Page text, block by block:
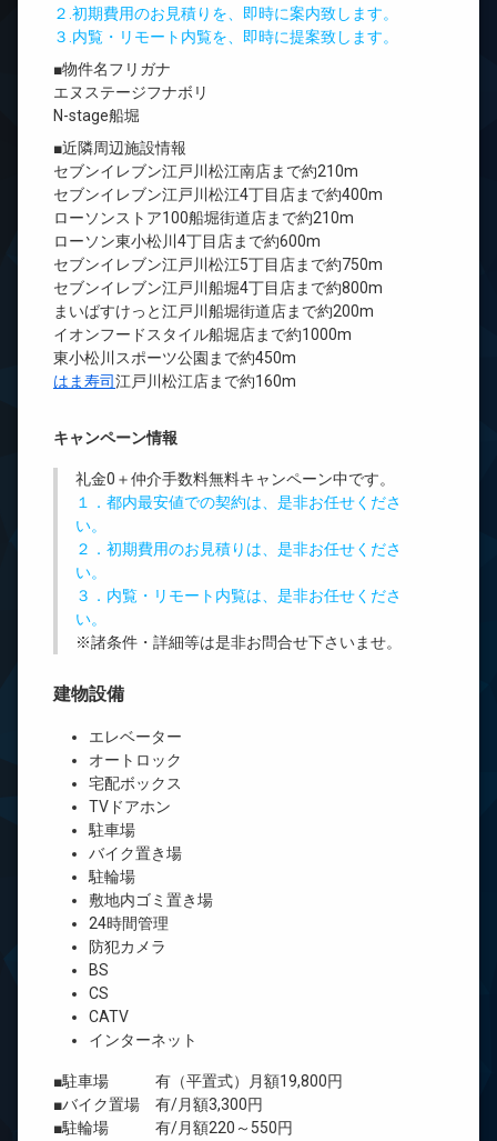
２.初期費用のお見積りを、即時に案内致します。
３.内覧・リモート内覧を、即時に提案致します。
■物件名フリガナ
エヌステージフナボリ
N-stage船堀
■近隣周辺施設情報
セブンイレブン江戸川松江南店まで約210m
セブンイレブン江戸川松江4丁目店まで約400m
ローソンストア100船堀街道店まで約210m
ローソン東小松川4丁目店まで約600m
セブンイレブン江戸川松江5丁目店まで約750m
セブンイレブン江戸川船堀4丁目店まで約800m
まいばすけっと江戸川船堀街道店まで約200m
イオンフードスタイル船堀店まで約1000m
東小松川スポーツ公園まで約450m
はま寿司江戸川松江店まで約160m
キャンペーン情報
礼金0 ＋仲介手数料無料キャンペーン中です。
１．都内最安値での契約は、是非お任せくださ
い。
２．初期費用のお見積りは、是非お任せくださ
い。
３．内覧・リモート内覧は、是非お任せくださ
い。
※諸条件・詳細等は是非お問合せ下さいませ。
建物設備
エレベーター
オートロック
宅配ボックス
TVドアホン
駐車場
バイク置き場
駐輪場
敷地内ゴミ置き場
24時間管理
防犯カメラ
BS
CS
CATV
インターネット
■駐車場 有（平置式）月額19,800円
■バイク置場 有/月額3,300円
■駐輪場 有/月額220～550円